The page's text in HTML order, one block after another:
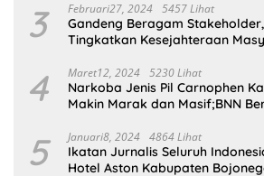
3 Februari27, 2024 5457 Lihat
Gandeng Beragam
Tingkatkan Kesejahteraan
4 Maret12, 2024 5230 Lihat
Narkoba Jenis Pil Carnophen
Makin Marak dan Masif;BNN
5 Januari8, 2024 4864 Lihat
Ikatan Jurnalis Seluruh
Hotel Aston Kabupaten